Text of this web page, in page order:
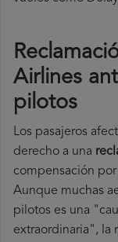
Airlines
pilotos
Los pasajeros
derecho a una
compensación
Aunque muchas
pilotos es una
extraordinaria", la